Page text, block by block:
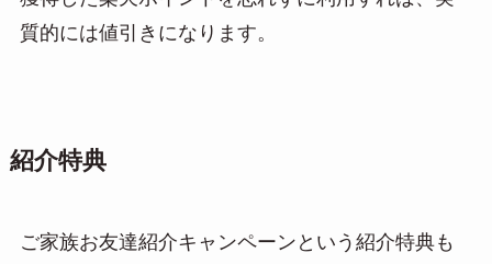
質的には値引きになります。
紹介特典
ご家族お友達紹介キャンペーンという紹介特典も